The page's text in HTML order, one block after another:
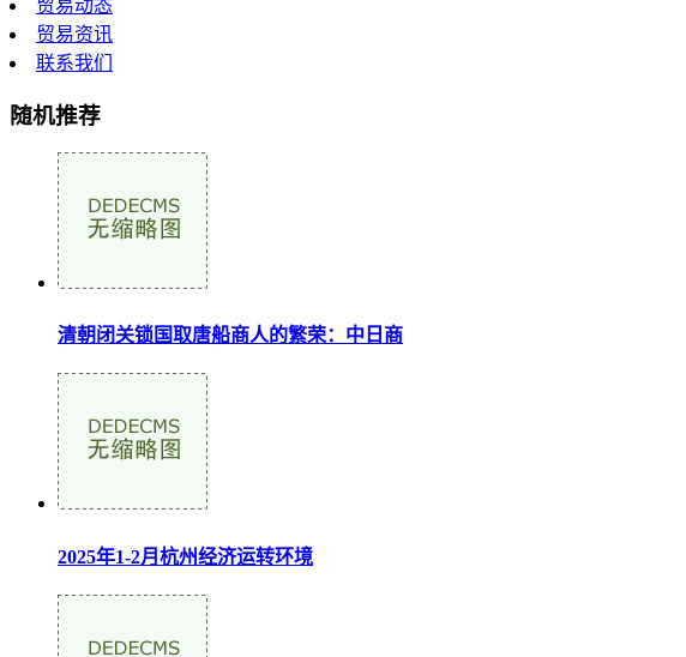
贸易动态
贸易资讯
联系我们
随机推荐
清朝闭关锁国取唐船商人的繁荣：中日商
2025年1-2月杭州经济运转环境